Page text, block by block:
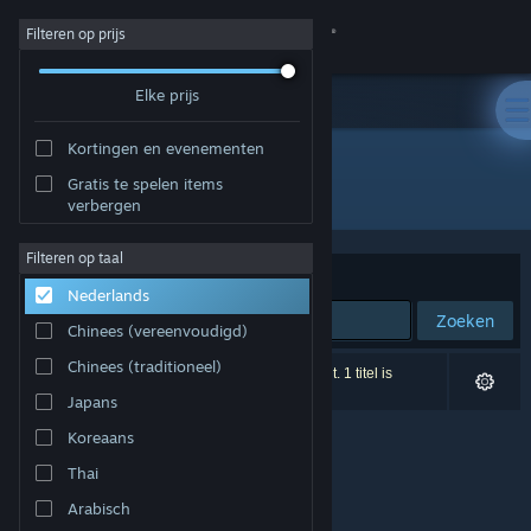
Inloggen
Community
Over
Ondersteuning
Taal wijzigen
Download de mobiele Steam-app
Desktopwebsite weergeven
Filteren op prijs
Elke prijs
Kortingen en evenementen
Gratis te spelen items
verbergen
Filteren op taal
Nederlands
Chinees (vereenvoudigd)
Chinees (traditioneel)
Japans
Koreaans
Thai
Arabisch
Ontwikkelaar: Gaweb Studio
Sorteren op Relevantie
Zoeken
0 resultaten komen overeen met je zoekopdracht. 1 titel is
uitgesloten op basis van je voorkeuren.